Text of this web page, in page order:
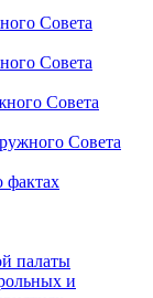
Совета
Совета
Совета
Совета
фактах
палаты
и